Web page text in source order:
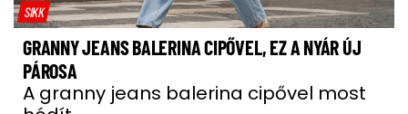
SIKK
GRANNY JEANS BALERINA CIPŐVEL, EZ A NYÁR ÚJ
PÁROSA
A granny jeans balerina cipővel most